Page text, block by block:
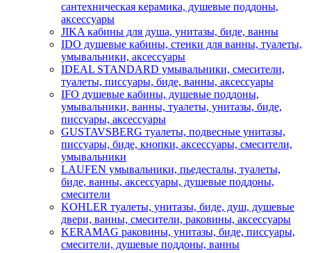
сантехническая керамика, душевые поддоны,
аксессуары
JIKA кабины для душа, унитазы, биде, ванны
IDO душевые кабины, стенки для ванны, туалеты,
умывальники, аксессуары
IDEAL STANDARD умывальники, смесители,
туалеты, писсуары, биде, ванны, аксессуары
IFO душевые кабины, душевые поддоны,
умывальники, ванны, туалеты, унитазы, биде,
писсуары, аксессуары
GUSTAVSBERG туалеты, подвесные унитазы,
писсуары, биде, кнопки, аксессуары, смесители,
умывальники
LAUFEN умывальники, пьедесталы, туалеты,
биде, ванны, аксессуары, душевые поддоны,
смесители
KOHLER туалеты, унитазы, биде, душ, душевые
двери, ванны, смесители, раковины, аксессуары
KERAMAG раковины, унитазы, биде, писсуары,
смесители, душевые поддоны, ванны